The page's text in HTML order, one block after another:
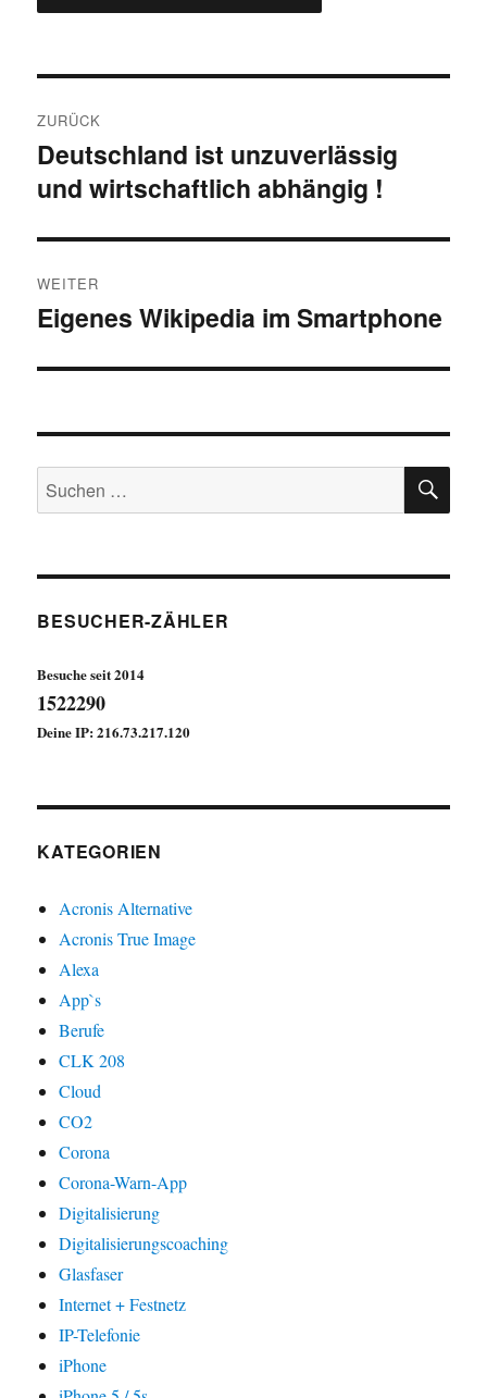
ZURÜCK
Vorheriger
Beitrag:
Deutschland ist unzuverlässig
und wirtschaftlich abhängig !
WEITER
Nächster
Eigenes Wikipedia im Smartphone
Suchen
nach:
BESUCHER-ZÄHLER
Besuche seit 2014
1522290
Deine IP: 216.73.217.120
KATEGORIEN
Acronis Alternative
Acronis True Image
Alexa
App`s
Berufe
CLK 208
Cloud
CO2
Corona
Corona-Warn-App
Digitalisierung
Digitalisierungscoaching
Glasfaser
Internet + Festnetz
IP-Telefonie
iPhone